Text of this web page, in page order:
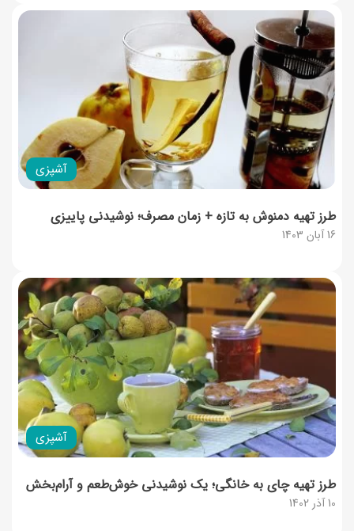
آشپزی
16 آبان 1403
طرز تهیه دمنوش به تازه + زمان مصرف؛ نوشیدنی پاییزی
آشپزی
10 آذر 1402
طرز تهیه چای به خانگی؛ یک نوشیدنی خوش‌طعم و آرام‌بخش